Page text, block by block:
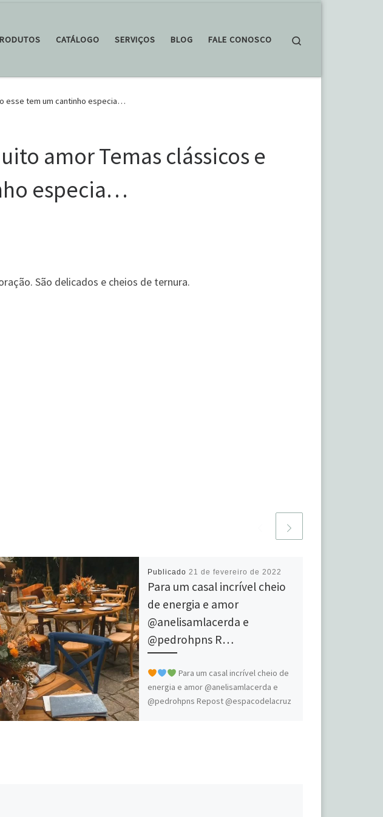
CATÁLOGO SERVIÇOS BLOG FALE CONOSCO
esse tem um cantinho especia…
amor Temas clássicos e
especia…
São delicados e cheios de ternura.
Publicado 21 de fevereiro de 2022
Para um casal incrível cheio
de energia e amor
@anelisamlacerda e
@pedrohpns R…
Para um casal incrível cheio de
energia e amor @anelisamlacerda e
@pedrohpns Repost @espacodelacruz